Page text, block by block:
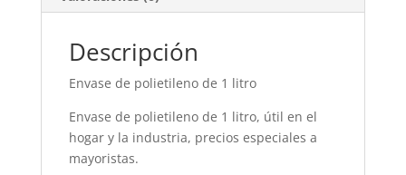
Descripción
Envase de polietileno de 1 litro
Envase de polietileno de 1 litro, útil en el
hogar y la industria, precios especiales a
mayoristas.